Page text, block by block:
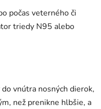
počas veterného či
triedy N95 alebo
vnútra nosných dierok,
než prenikne hlbšie, a